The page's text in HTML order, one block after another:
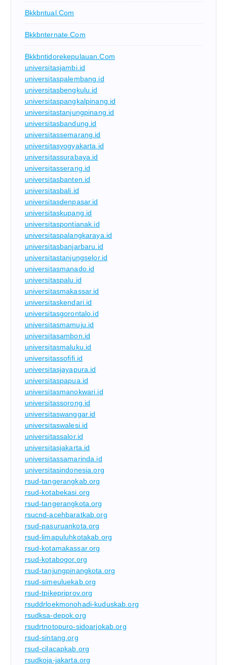
Bkkbntual.com
Bkkbnternate.com
Bkkbntidorekepulauan.com
universitasjambi.id
universitaspalembang.id
universitasbengkulu.id
universitaspangkalpinang.id
universitastanjungpinang.id
universitasbandung.id
universitassemarang.id
universitasyogyakarta.id
universitassurabaya.id
universitasserang.id
universitasbanten.id
universitasbali.id
universitasdenpasar.id
universitaskupang.id
universitaspontianak.id
universitaspalangkaraya.id
universitasbanjarbaru.id
universitastanjungselor.id
universitasmanado.id
universitaspalu.id
universitasmakassar.id
universitaskendari.id
universitasgorontalo.id
universitasmamuju.id
universitasambon.id
universitasmaluku.id
universitassofifi.id
universitasjayapura.id
universitaspapua.id
universitasmanokwari.id
universitassorong.id
universitaswanggar.id
universitaswalesi.id
universitassalor.id
universitasjakarta.id
universitassamarinda.id
universitasindonesia.org
rsud-tangerangkab.org
rsud-kotabekasi.org
rsud-tangerangkota.org
rsucnd-acehbaratkab.org
rsud-pasuruankota.org
rsud-limapuluhkotakab.org
rsud-kotamakassar.org
rsud-kotabogor.org
rsud-tanjungpinangkota.org
rsud-simeuluekab.org
rsud-tpikepriprov.org
rsuddrloekmonohadi-kuduskab.org
rsudksa-depok.org
rsudrtnotopuro-sidoarjokab.org
rsud-sintang.org
rsud-cilacapkab.org
rsudkoja-jakarta.org